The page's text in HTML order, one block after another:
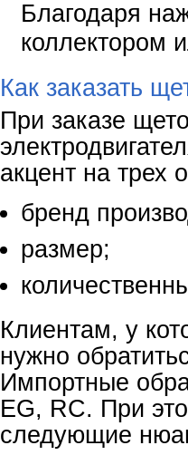
Благодаря
коллектором
Как заказать
При заказе
акцент на трех
бренд
размер;
Клиентам, у
нужно
Импортные
EG, RC. При
следующие